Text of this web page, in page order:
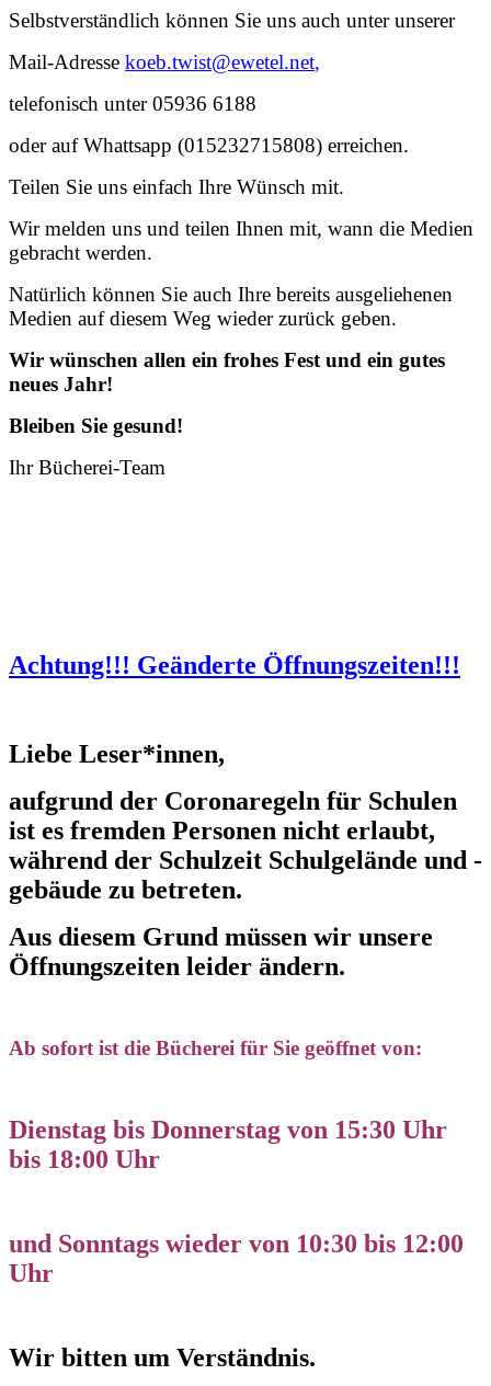
Selbstverständlich können Sie uns auch unter unserer
Mail-Adresse koeb.twist@ewetel.net,
telefonisch unter 05936 6188
oder auf Whattsapp (015232715808) erreichen.
Teilen Sie uns einfach Ihre Wünsch mit.
Wir melden uns und teilen Ihnen mit, wann die Medien
gebracht werden.
Natürlich können Sie auch Ihre bereits ausgeliehenen
Medien auf diesem Weg wieder zurück geben.
Wir wünschen allen ein frohes Fest und ein gutes
neues Jahr!
Bleiben Sie gesund!
Ihr Bücherei-Team
Achtung!!! Geänderte Öffnungszeiten!!!
Liebe Leser*innen,
aufgrund der Coronaregeln für Schulen
ist es fremden Personen nicht erlaubt,
während der Schulzeit Schulgelände und -
gebäude zu betreten.
Aus diesem Grund müssen wir unsere
Öffnungszeiten leider ändern.
Ab sofort ist die Bücherei für Sie geöffnet von:
Dienstag bis Donnerstag von 15:30 Uhr
bis 18:00 Uhr
und Sonntags wieder von 10:30 bis 12:00
Uhr
Wir bitten um Verständnis.